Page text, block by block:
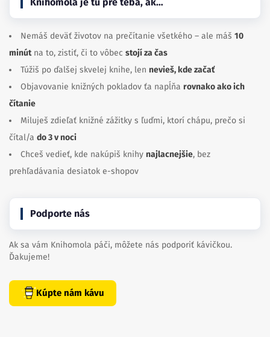
Nemáš deväť životov na prečítanie všetkého – ale máš 10
minútna to, zistiť, či to vôbec stojí za čas
Túžiš po ďalšej skvelej knihe, len nevieš, kde začať
Objavovanie knižných pokladov ťa napĺňa rovnako ako ich
čítanie
Miluješ zdieľať knižné zážitky s ľuďmi, ktorí chápu, prečo si
čítal/a do 3 v noci
Chceš vedieť, kde nakúpiš knihy najlacnejšie, bez
prehľadávania desiatok e-shopov
Podporte nás
Ak sa vám Knihomola páči, môžete nás podporiť kávičkou.
Ďakujeme!
Kúpte nám kávu